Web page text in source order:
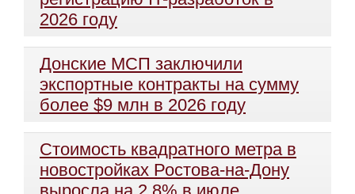
2026 году
Донские МСП заключили
экспортные контракты на сумму
более $9 млн в 2026 году
Стоимость квадратного метра в
новостройках Ростова-на-Дону